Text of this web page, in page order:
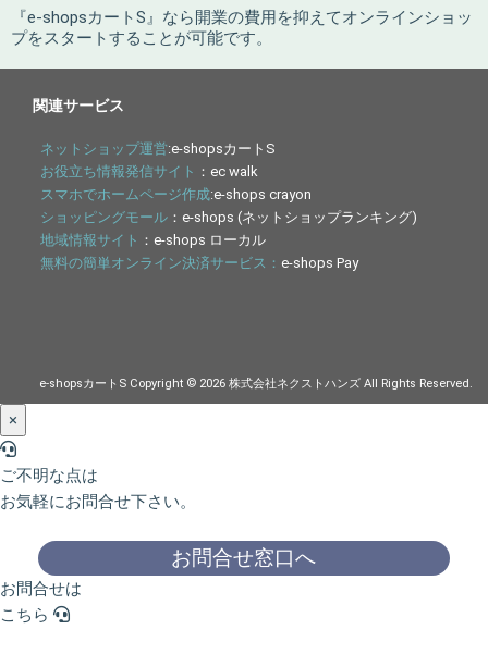
『e-shopsカートS』なら開業の費用を抑えてオンラインショッ
プをスタートすることが可能です。
関連サービス
ネットショップ運営:e-shopsカートS
お役立ち情報発信サイト ：ec walk
スマホでホームページ作成:e-shops crayon
ショッピングモール ：e-shops (ネットショップランキング)
地域情報サイト ：e-shops ローカル
無料の簡単オンライン決済サービス：e-shops Pay
e-shopsカートS Copyright © 2026 株式会社ネクストハンズ All Rights Reserved.
×
ご不明な点は
お気軽にお問合せ下さい。
お問合せ窓口へ
お問合せは
こちら